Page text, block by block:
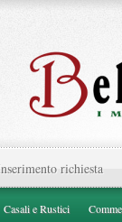
richiesta
Casali e Rustici